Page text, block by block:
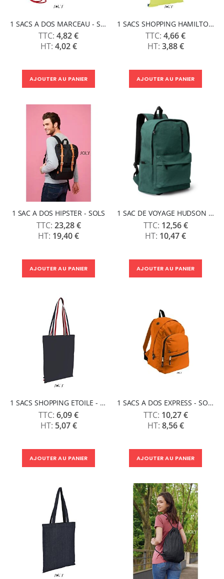
1 SACS A DOS MARCEAU - SOLS
4,82 €
4,02 €
AJOUTER AU PANIER
1 SACS SHOPPING HAMILTON - SOLS
4,66 €
3,88 €
AJOUTER AU PANIER
1 SAC A DOS HIPSTER - SOLS
23,28 €
19,40 €
AJOUTER AU PANIER
1 SAC DE VOYAGE HUDSON - SOLS
12,56 €
10,47 €
AJOUTER AU PANIER
1 SACS SHOPPING ETOILE - SOLS
6,09 €
5,07 €
AJOUTER AU PANIER
1 SACS A DOS EXPRESS - SOLS
10,27 €
8,56 €
AJOUTER AU PANIER